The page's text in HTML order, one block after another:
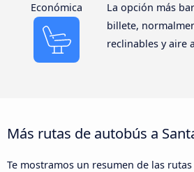
Económica
La opción más
billete,
reclinables y aire
Más rutas de autobús a
Te mostramos un resumen de las